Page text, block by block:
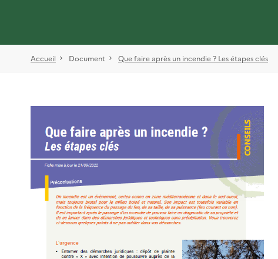
Accueil Document Que faire après un incendie ? Les étapes clés